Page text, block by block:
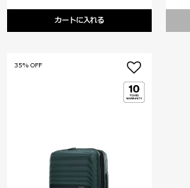
カートに入れる
35% OFF